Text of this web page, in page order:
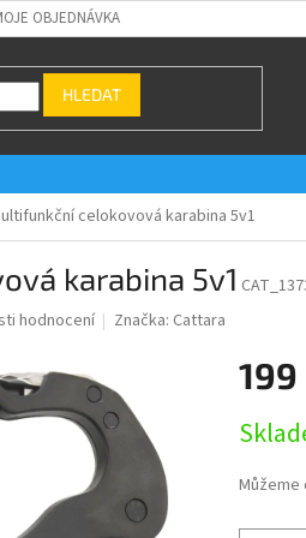
OBJEDNÁVKA
HLEDAT
celokovová karabina 5v1
karabina 5v1
hodnocení Značka: Cattara
199
cena:
Můžeme